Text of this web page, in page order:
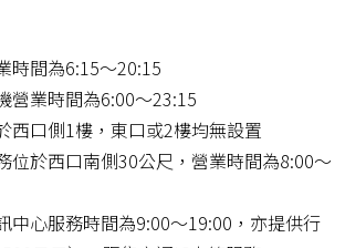
時間為6:15～20:15
營業時間為6:00～23:15
西口側1樓，東口或2樓均無設置
位於西口南側30公尺，營業時間為8:00～
中心服務時間為9:00～19:00，亦提供行